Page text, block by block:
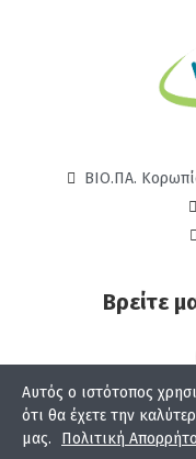
ΒΙΟ.ΠΑ.
Βρείτε
Αυτός ο ιστότοπος
ότι θα έχετε την
μας.
Πολιτική